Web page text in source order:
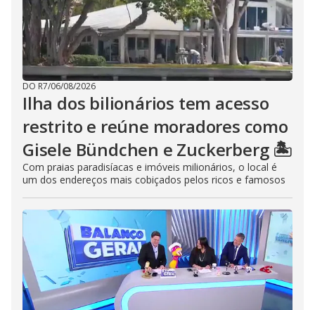
DO R7/06/08/2026
Ilha dos bilionários tem acesso
restrito e reúne moradores como
Gisele Bündchen e Zuckerberg 🏝️
Com praias paradisíacas e imóveis milionários, o local é
um dos endereços mais cobiçados pelos ricos e famosos